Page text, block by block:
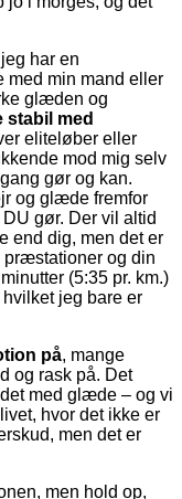
har en
med min mand eller
glæden og
med
eliteløber eller
mod mig selv
gør og kan.
og glæde fremfor
gør. Der vil altid
end dig, men det er
præstationer og din
(5:35 pr. km.)
jeg bare er
på, mange
og rask på. Det
med glæde – og vi
hvor det ikke er
men det er
men hold op,